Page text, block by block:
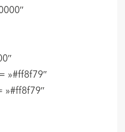
»#ff8f79″
»#ff8f79″